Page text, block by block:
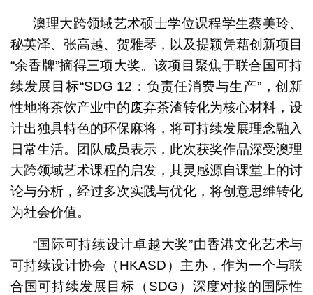
澳理大跨领域艺术硕士学位课程学生蔡美玲、
秘英泽、张高越、贺雅琴，以及提颖凭藉创新项目
“余香牌”摘得三项大奖。该项目聚焦于联合国可持
续发展目标“SDG 12：负责任消费与生产”，创新
性地将茶饮产业中的废弃茶渣转化为核心材料，设
计出独具特色的环保麻将，将可持续发展理念融入
日常生活。团队成员表示，此次获奖作品深受澳理
大跨领域艺术课程的启发，其灵感源自课堂上的讨
论与分析，经过多次实践与优化，将创意思维转化
为社会价值。
“国际可持续设计卓越大奖”由香港文化艺术与
可持续设计协会（HKASD）主办，作为一个与联
合国可持续发展目标（SDG）深度对接的国际性